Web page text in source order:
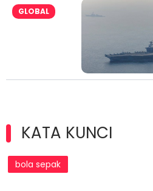
GLOBAL
KATA KUNCI
bola sepak